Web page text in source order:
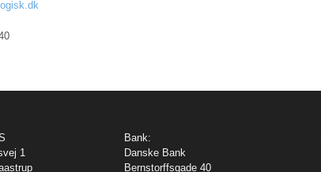
1
Bank:
Danske Bank
Bernstorffsgade 40